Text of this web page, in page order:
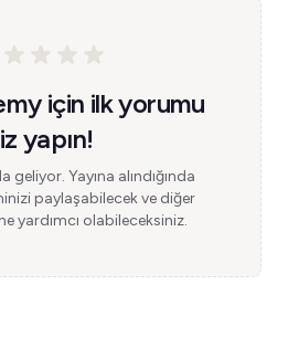
için ilk yorumu
yapın!
geliyor. Yayına alındığında
paylaşabilecek ve diğer
yardımcı olabileceksiniz.